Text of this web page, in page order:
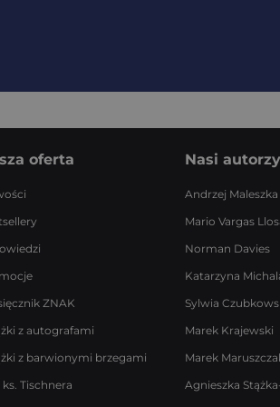
oferta
ZNAK
z autografami
z barwionymi brzegami
ks. Tischnera
Nasi autorzy
Andrzej Maleszka
Mario Vargas
Norman Davies
Katarzyna
Sylwia
Marek Krajewski
Marek
Agnieszka